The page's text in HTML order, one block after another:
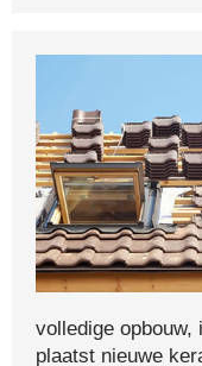
volledige opbouw,
plaatst nieuwe